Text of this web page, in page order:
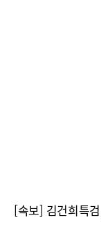
[속보] 김건희특